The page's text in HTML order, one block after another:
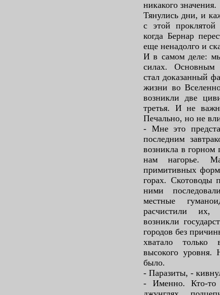
никакого значения.
Тянулись дни, и
с этой
когда Бернар
еще ненадолго и
И в самом деле:
силах. Основным
стал доказанный
жизни во
возникли две
третья. И не
Печально, но не
- Мне это
последним
возникла в
нам нагорье.
примитивных
горах. Скотоводы
ними
местные
расчистили их,
возникли
городов без
хватало только
высокого
было.
- Паразиты, -
- Именно. Кто-то